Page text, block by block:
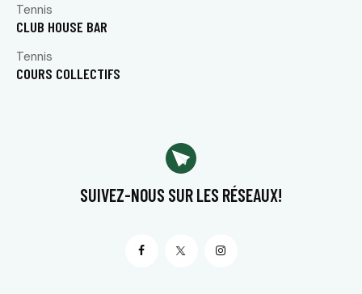
Tennis
CLUB HOUSE BAR
Tennis
COURS COLLECTIFS
SUIVEZ-NOUS SUR LES RÉSEAUX!